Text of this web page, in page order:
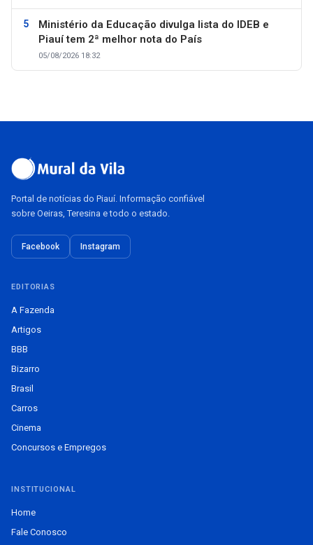
Ministério da Educação divulga lista do IDEB e
Piauí tem 2ª melhor nota do País
05/08/2026 18:32
Portal de notícias do Piauí. Informação confiável
sobre Oeiras, Teresina e todo o estado.
Facebook Instagram
EDITORIAS
A Fazenda
Artigos
BBB
Bizarro
Brasil
Carros
Cinema
Concursos e Empregos
INSTITUCIONAL
Home
Fale Conosco